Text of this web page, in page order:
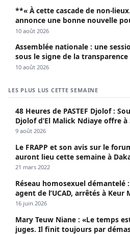
**« À cette cascade de non-
annonce une bonne nouvelle
Cie**
10 août 2026
Assemblée nationale : une
sous le signe de la transparence
10 août 2026
LES PLUS LUS CETTE SEMAINE
48 Heures de PASTEF Djolof :
Djolof d’El Malick Ndiaye offre
apothéose
9 août 2026
Le FRAPP et son avis sur le
auront lieu cette semaine à
21 mars 2022
Réseau homosexuel démantelé
agent de l’UCAD, arrêtés à Keur
propagé le VIH depuis 2018
16 juin 2026
Mary Teuw Niane : «Le temps
juges. Il finit toujours par